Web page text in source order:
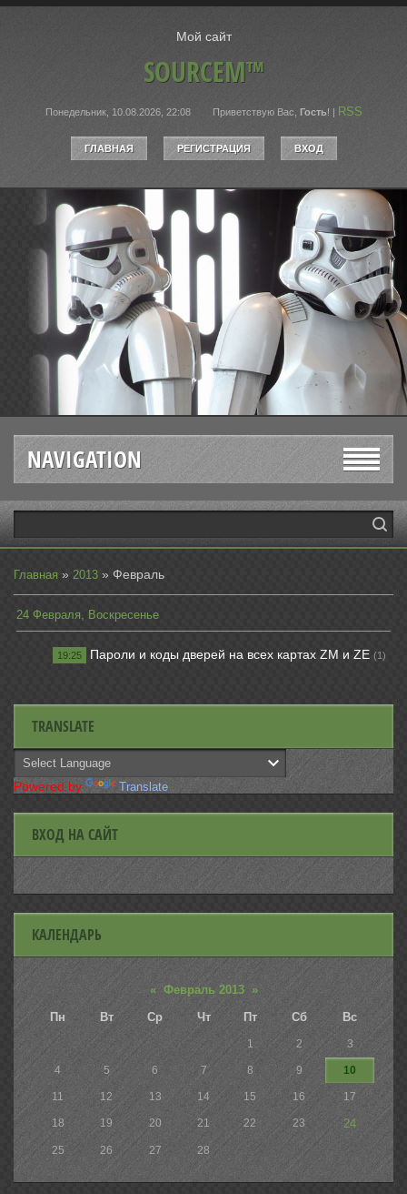
Мой сайт
SOURCEM™
Понедельник, 10.08.2026, 22:08 Приветствую Вас Гость! | RSS
ГЛАВНАЯ РЕГИСТРАЦИЯ ВХОД
NAVIGATION
Главная » 2013 » Февраль
24 Февраля, Воскресенье
19:25 Пароли и коды дверей на всех картах ZM и ZE (1)
TRANSLATE
Powered by Translate
ВХОД НА САЙТ
КАЛЕНДАРЬ
« Февраль 2013
»
Пн
Вт Ср Чт Пт Сб Вс
1 2 3
4 5 6 7 8 9 10
11 12 13 14 15 16 17
18 19 20 21 22 23 24
25 26 27 28